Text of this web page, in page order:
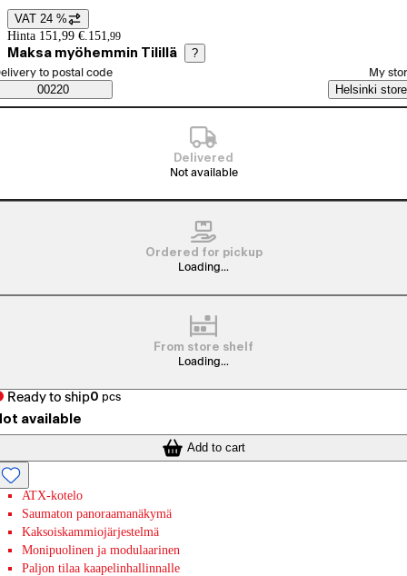
Price details
VAT 24 %
Hinta 151,99 €. 151 ,99
Maksa myöhemmin Tilillä ?
Saatavuustiedot
order method
to postal code
00220
My
Helsinki store
Delivered
Not available
Ordered for pickup
Loading...
From store shelf
Loading...
Ready to ship0 pcs
available
Add to cart
ATX-kotelo
Saumaton panoraamanäkymä
Kaksoiskammiojärjestelmä
Monipuolinen ja modulaarinen
Paljon tilaa kaapelinhallinnalle